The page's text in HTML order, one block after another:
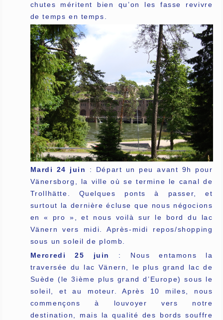
chutes méritent bien qu’on les fasse revivre
de temps en temps.
Mardi 24 juin
: Départ un peu avant 9h pour
Vänersborg, la ville où se termine le canal de
Trollhätte. Quelques ponts à passer, et
surtout la dernière écluse que nous négocions
en « pro », et nous voilà sur le bord du lac
Vänern vers midi. Après-midi repos/shopping
sous un soleil de plomb.
Mercredi 25 juin
: Nous entamons la
traversée du lac Vänern, le plus grand lac de
Suède (le 3ième plus grand d’Europe) sous le
soleil, et au moteur. Après 10 miles, nous
commençons à louvoyer vers notre
destination, mais la qualité des bords souffre